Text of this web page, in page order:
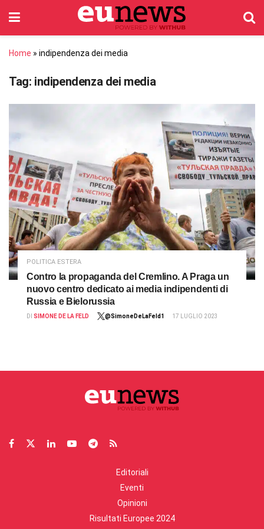
Home » indipendenza dei media
Tag: indipendenza dei media
POLITICA ESTERA
Contro la propaganda del Cremlino. A Praga un
nuovo centro dedicato ai media indipendenti di
Russia e Bielorussia
DI SIMONE DE LA FELD @SimoneDeLaFeld1 17 LUGLIO 2023
Editoriali
Eventi
Opinioni
Risultati Europee 2024